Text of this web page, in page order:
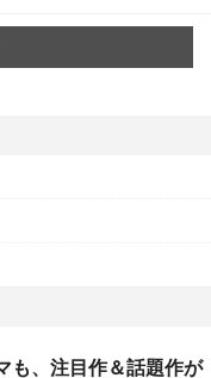
も、注目作＆話題作が